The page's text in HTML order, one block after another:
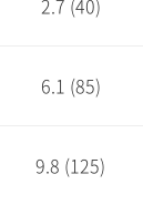
2.7 (40)
6.1 (85)
9.8 (125)